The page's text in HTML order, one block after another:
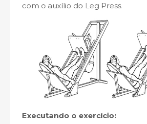
com o auxílio do Leg Press.
Executando o exercício: